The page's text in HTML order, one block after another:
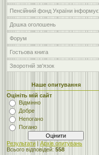
Пенсійний фонд України інформує
Дошка оголошень
Форум
Гостьова книга
Зворотній зв'язок
Наше опитування
Оцініть мій сайт
Відмінно
Добре
Непогано
Погано
Результати | Архів опитувань
Всього відповідей: 558